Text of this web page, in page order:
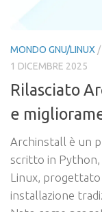
MONDO GNU/LINUX /
1 DICEMBRE 2025
Rilasciato
e
Archinstall è un
scritto in Python,
Linux,
installazione